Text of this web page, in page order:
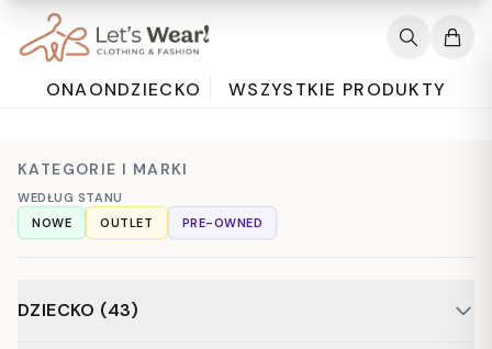
ONAONDZIECKO WSZYSTKIE PRODUKTY
KATEGORIE I MARKI
WEDŁUG STANU
NOWE
OUTLET PRE-OWNED
DZIECKO (43)